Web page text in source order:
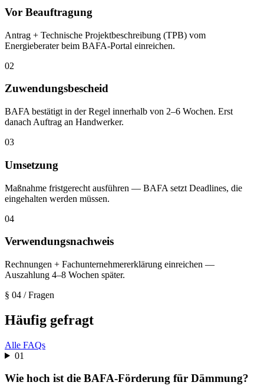
Vor Beauftragung
Antrag + Technische Projektbeschreibung (TPB) vom
Energieberater beim BAFA-Portal einreichen.
02
Zuwendungsbescheid
BAFA bestätigt in der Regel innerhalb von 2–6 Wochen. Erst
danach Auftrag an Handwerker.
03
Umsetzung
Maßnahme fristgerecht ausführen — BAFA setzt Deadlines, die
eingehalten werden müssen.
04
Verwendungsnachweis
Rechnungen + Fachunternehmererklärung einreichen —
Auszahlung 4–8 Wochen später.
§ 04 / Fragen
Häufig gefragt
Alle FAQs
01
Wie hoch ist die BAFA-Förderung für Dämmung?